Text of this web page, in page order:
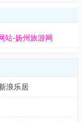
站-扬州旅游网
浪乐居